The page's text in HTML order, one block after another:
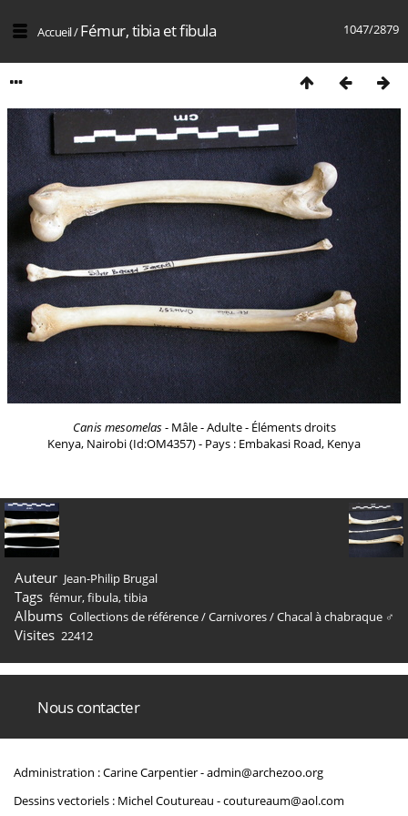
1047/2879
Accueil/Fémur, tibia et fibula
Canis mesomelas- Mâle - Adulte - Éléments droits
Kenya, Nairobi (Id:OM4357) - Pays : Embakasi Road, Kenya
Auteur Jean-Philip Brugal
Tags fémur,fibula,tibia
Albums Collections de référence/Carnivores/Chacal à chabraque ♂
Visites 22412
Nous contacter
Administration : Carine Carpentier -admin@archezoo.org
Dessins vectoriels : Michel Coutureau -coutureaum@aol.com